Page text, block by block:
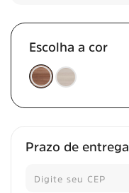
Escolha a cor
Prazo de entrega